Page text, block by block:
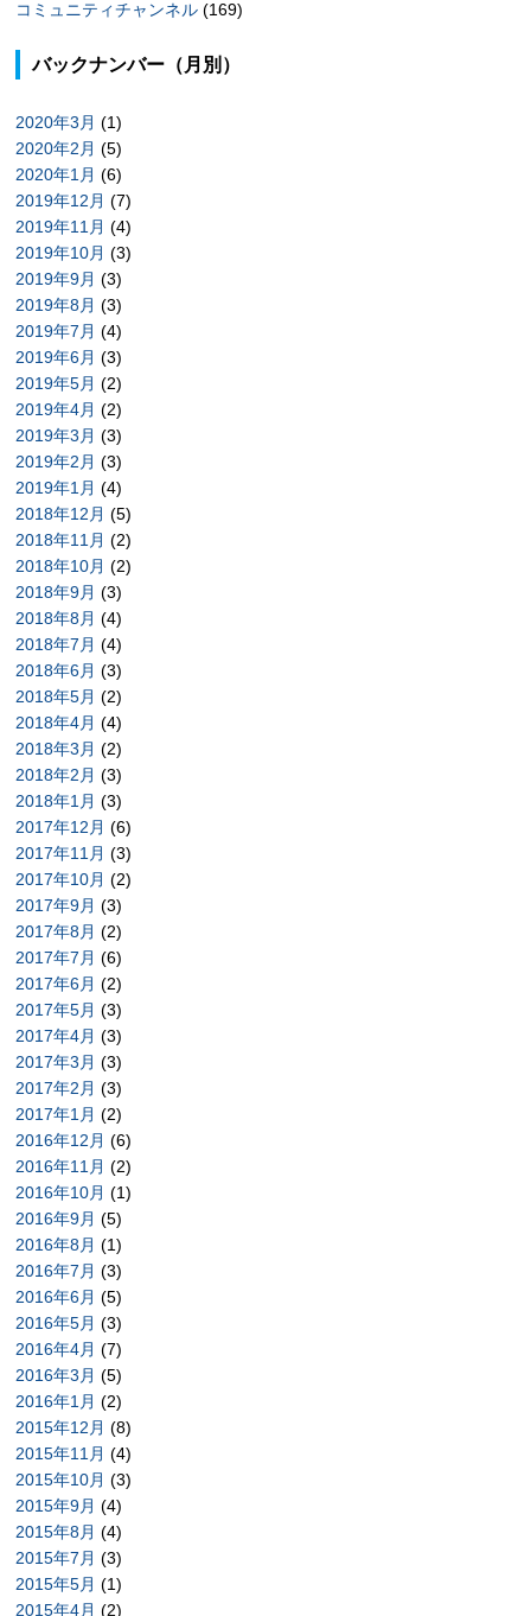
コミュニティチャンネル (169)
バックナンバー（月別）
2020年3月 (1)
2020年2月 (5)
2020年1月 (6)
2019年12月 (7)
2019年11月 (4)
2019年10月 (3)
2019年9月 (3)
2019年8月 (3)
2019年7月 (4)
2019年6月 (3)
2019年5月 (2)
2019年4月 (2)
2019年3月 (3)
2019年2月 (3)
2019年1月 (4)
2018年12月 (5)
2018年11月 (2)
2018年10月 (2)
2018年9月 (3)
2018年8月 (4)
2018年7月 (4)
2018年6月 (3)
2018年5月 (2)
2018年4月 (4)
2018年3月 (2)
2018年2月 (3)
2018年1月 (3)
2017年12月 (6)
2017年11月 (3)
2017年10月 (2)
2017年9月 (3)
2017年8月 (2)
2017年7月 (6)
2017年6月 (2)
2017年5月 (3)
2017年4月 (3)
2017年3月 (3)
2017年2月 (3)
2017年1月 (2)
2016年12月 (6)
2016年11月 (2)
2016年10月 (1)
2016年9月 (5)
2016年8月 (1)
2016年7月 (3)
2016年6月 (5)
2016年5月 (3)
2016年4月 (7)
2016年3月 (5)
2016年1月 (2)
2015年12月 (8)
2015年11月 (4)
2015年10月 (3)
2015年9月 (4)
2015年8月 (4)
2015年7月 (3)
2015年5月 (1)
2015年4月 (2)